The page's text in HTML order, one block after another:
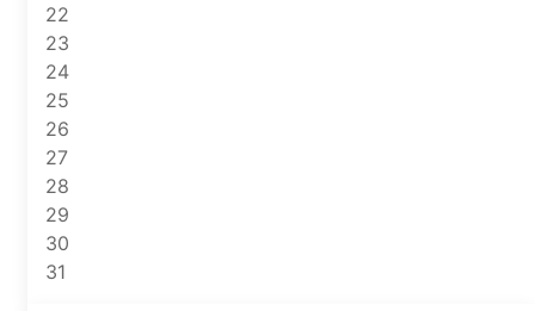
22
23
24
25
26
27
28
29
30
31